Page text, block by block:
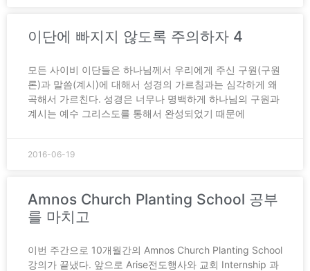
이단에 빠지지 않도록 주의하자 4
모든 사이비 이단들은 하나님께서 우리에게 주신 구원(구원
론)과 말씀(계시)에 대해서 성경의 가르침과는 심각하게 왜
곡해서 가르친다. 성경은 너무나 명백하게 하나님의 구원과
계시는 예수 그리스도를 통해서 완성되었기 때문에
2016-06-19
Amnos Church Planting School 공부
를 마치고
이번 주간으로 10개월간의 Amnos Church Planting School
강의가 끝냈다. 앞으로 Arise전도행사와 교회 Internship 과